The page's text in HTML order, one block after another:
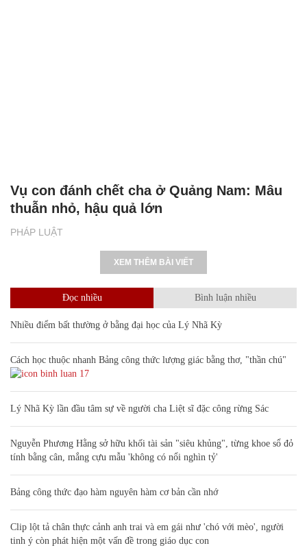
PHÁP LUẬT
Vụ con đánh chết cha ở Quảng Nam: Mâu
thuẫn nhỏ, hậu quả lớn
XEM THÊM BÀI VIẾT
Đọc nhiều Bình luận nhiều
Nhiều điểm bất thường ở bằng đại học của Lý Nhã Kỳ
Cách học thuộc nhanh Bảng công thức lượng giác bằng thơ, "thần chú"
17
Lý Nhã Kỳ lần đầu tâm sự về người cha Liệt sĩ đặc công rừng Sác
Nguyễn Phương Hằng sở hữu khối tài sản "siêu khủng", từng khoe sổ đỏ
tính bằng cân, mắng cựu mẫu 'không có nổi nghìn tỷ'
Bảng công thức đạo hàm nguyên hàm cơ bản cần nhớ
Clip lột tả chân thực cảnh anh trai và em gái như 'chó với mèo', người
tinh ý còn phát hiện một vấn đề trong giáo dục con